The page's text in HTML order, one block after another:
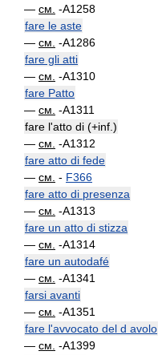
— см. -A1258
fare le aste
— см. -A1286
fare gli atti
— см. -A1310
fare Patto
— см. -A1311
fare l'atto di (+inf.)
— см. -A1312
fare atto di fede
— см. - F366
fare atto di presenza
— см. -A1313
fare un atto di stizza
— см. -A1314
fare un autodafé
— см. -A1341
farsi avanti
— см. -A1351
fare l'avvocato del d avolo
— см. -A1399